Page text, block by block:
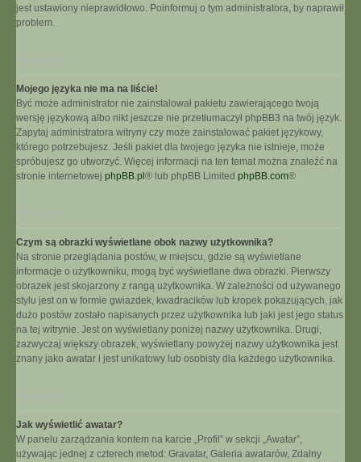
jest ustawiony nieprawidłowo. Poinformuj o tym administratora, by naprawił
problem.
Mojego języka nie ma na liście!
Być może administrator nie zainstalował pakietu zawierającego twoją
wersję językową albo nikt jeszcze nie przetłumaczył phpBB3 na twój język.
Zapytaj administratora witryny czy może zainstalować pakiet językowy,
którego potrzebujesz. Jeśli pakiet dla twojego języka nie istnieje, może
spróbujesz go utworzyć. Więcej informacji na ten temat można znaleźć na
stronie internetowej phpBB.pl ® lub phpBB Limited phpBB.com®
Czym są obrazki wyświetlane obok nazwy użytkownika?
Na stronie przeglądania postów, w miejscu, gdzie są wyświetlane
informacje o użytkowniku, mogą być wyświetlane dwa obrazki. Pierwszy
obrazek jest skojarzony z rangą użytkownika. W zależności od używanego
stylu jest on w formie gwiazdek, kwadracików lub kropek pokazujących, jak
dużo postów zostało napisanych przez użytkownika lub jaki jest jego status
na tej witrynie. Jest on wyświetlany poniżej nazwy użytkownika. Drugi,
zazwyczaj większy obrazek, wyświetlany powyżej nazwy użytkownika jest
znany jako awatar i jest unikatowy lub osobisty dla każdego użytkownika.
Jak wyświetlić awatar?
W panelu zarządzania kontem na karcie „Profil” w sekcji „Awatar”,
używając jednej z czterech metod: Gravatar, Galeria awatarów, Zdalny